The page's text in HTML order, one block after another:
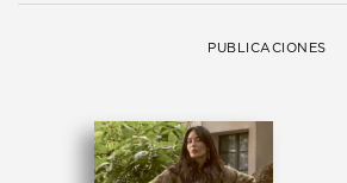
PUBLICACIONES